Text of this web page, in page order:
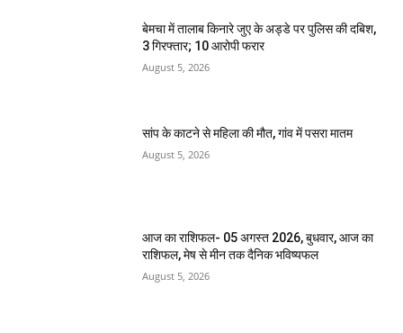
बेमचा में तालाब किनारे जुए के अड्डे पर पुलिस की दबिश,
3 गिरफ्तार; 10 आरोपी फरार
August 5, 2026
सांप के काटने से महिला की मौत, गांव में पसरा मातम
August 5, 2026
आज का राशिफल- 05 अगस्त 2026, बुधवार, आज का
राशिफल, मेष से मीन तक दैनिक भविष्यफल
August 5, 2026